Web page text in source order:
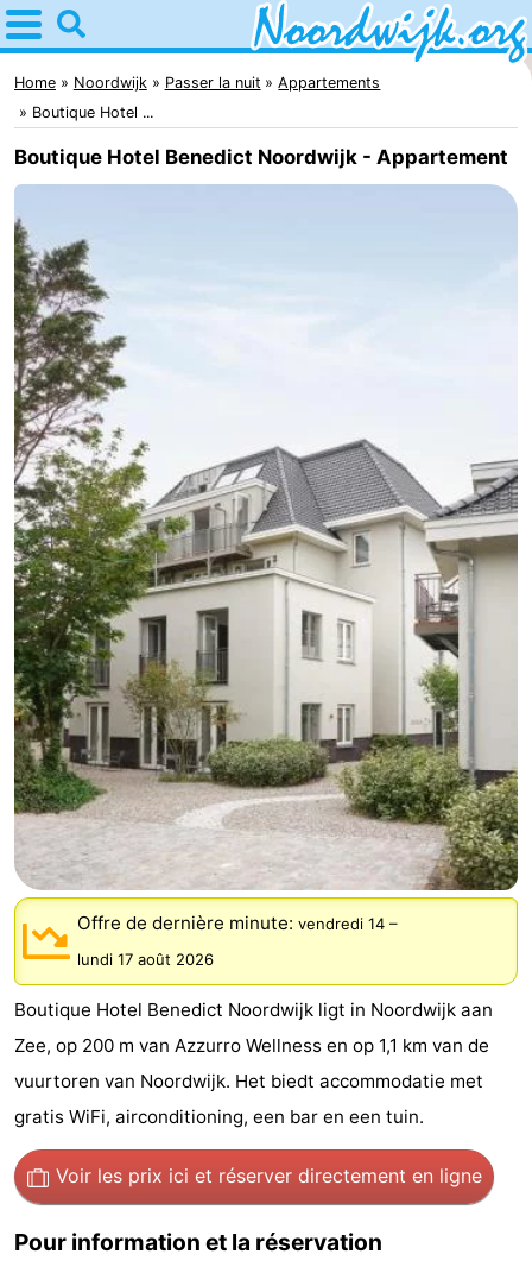
Home
Noordwijk
Astuces
Avec
les
enfants
Passer
la
nuit
Appartements
Campings
Chambre
d'hôtes
Chaumières
-
De
Gouden
Spar
-
De
Noordduinen
-
Duinresort
Dunimar
-
Noordwijkse
Duinen
-
Parc
Soleil
Hôtels
Last
minutes
Plages
Voir
et
faire
Lieux
d'intérêt
-
Musées
Monuments
Points
de
Attractions
-
Home Noordwijk Passer la nuit
Appartements
Boutique Hotel ...
Boutique Hotel Benedict Noordwijk - Appartement
Offre de dernière minute: vendredi 14 –
lundi 17 août 2026
Boutique Hotel Benedict Noordwijk ligt in Noordwijk aan
Zee, op 200 m van Azzurro Wellness en op 1,1 km van de
vuurtoren van Noordwijk. Het biedt accommodatie met
gratis WiFi, airconditioning, een bar en een tuin.
Voir les prix ici et réserver directement en ligne
Pour information et la réservation